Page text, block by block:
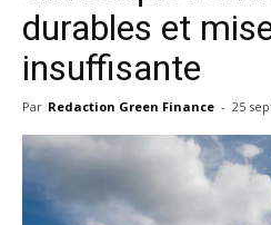
durables et
insuffisante
Par Redaction Green Finance - 25